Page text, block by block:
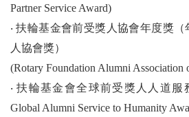
Partner Service Award)
‧ 扶輪基金會前受獎人協會年度獎
人協會獎）
(Rotary Foundation Alumni Association
‧ 扶輪基金會全球前受獎人人道服
Global Alumni Service to Humanity